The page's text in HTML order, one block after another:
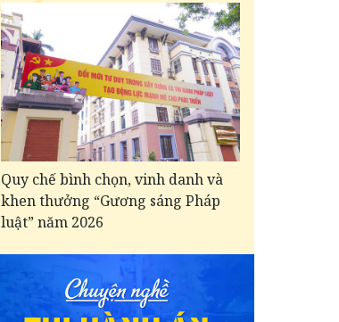
Quy chế bình chọn, vinh danh và
khen thưởng “Gương sáng Pháp
luật” năm 2026